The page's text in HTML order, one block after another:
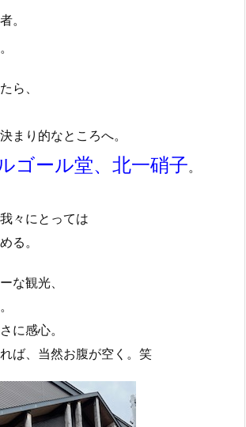
。
ら、
まり的なところへ。
ゴール堂、北一硝子。
々にとっては
る。
な観光、
に感心。
ば、当然お腹が空く。笑